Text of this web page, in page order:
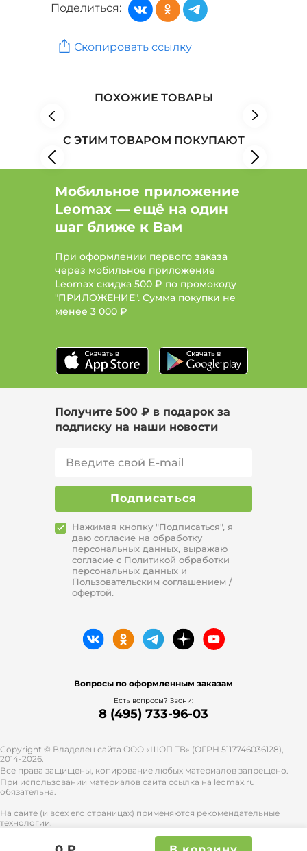
Ботинки, сапоги, ботильоны: Цвет Серый
Женская обувь: Бренд ABRICOT
Женская обувь: Бренд Belwest
Поделиться:
Скопировать ссылку
ПОХОЖИЕ ТОВАРЫ
С ЭТИМ ТОВАРОМ ПОКУПАЮТ
Мобильное приложение
Leomax — ещё на один
шаг ближе к Вам
При оформлении первого заказа
через мобильное приложение
Leomax скидка 500 ₽ по промокоду
"ПРИЛОЖЕНИЕ". Сумма покупки не
менее 3 000 ₽
Получите 500 ₽ в подарок за
подписку на наши новости
Подписаться
Нажимая кнопку "Подписаться", я
даю согласие на обработку
персональных данных, выражаю
согласие с Политикой обработки
персональных данных и
Пользовательским соглашением /
офертой.
Вопросы по оформленным заказам
Есть вопросы? Звони:
8 (495) 733-96-03
Copyright © Владелец сайта ООО «ШОП ТВ» (ОГРН 5117746036128),
2014-2026.
Все права защищены, копирование любых материалов запрещено.
При использовании материалов сайта ссылка на leomax.ru
обязательна.
На сайте (и всех его страницах) применяются рекомендательные
технологии.